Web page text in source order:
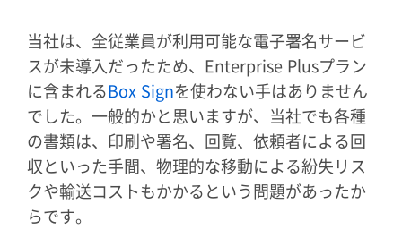
当社は、全従業員が利用可能な電子署名サービ
スが未導入だったため、Enterprise Plusプラン
に含まれるBox Signを使わない手はありません
でした。一般的かと思いますが、当社でも各種
の書類は、印刷や署名、回覧、依頼者による回
収といった手間、物理的な移動による紛失リス
クや輸送コストもかかるという問題があったか
らです。